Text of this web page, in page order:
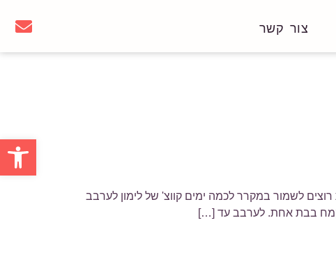
צור קשר
/ יוגורט 2 חלמונים 420 גר' קמח (3 כוסות) קצת וניל אם את רוצים לשמור במקרר לכמה ימים קווצ' של לימון לערבב
בבת אחת. לערבב עד […]
פתח